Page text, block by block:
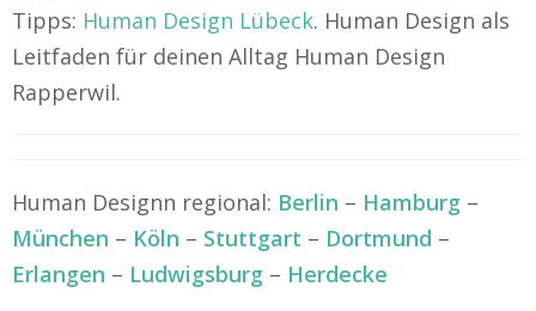
Tipps: Human Design Lübeck. Human Design als
Leitfaden für deinen Alltag Human Design
Rapperwil.
Human Designn regional: Berlin – Hamburg –
München – Köln – Stuttgart – Dortmund –
Erlangen – Ludwigsburg – Herdecke